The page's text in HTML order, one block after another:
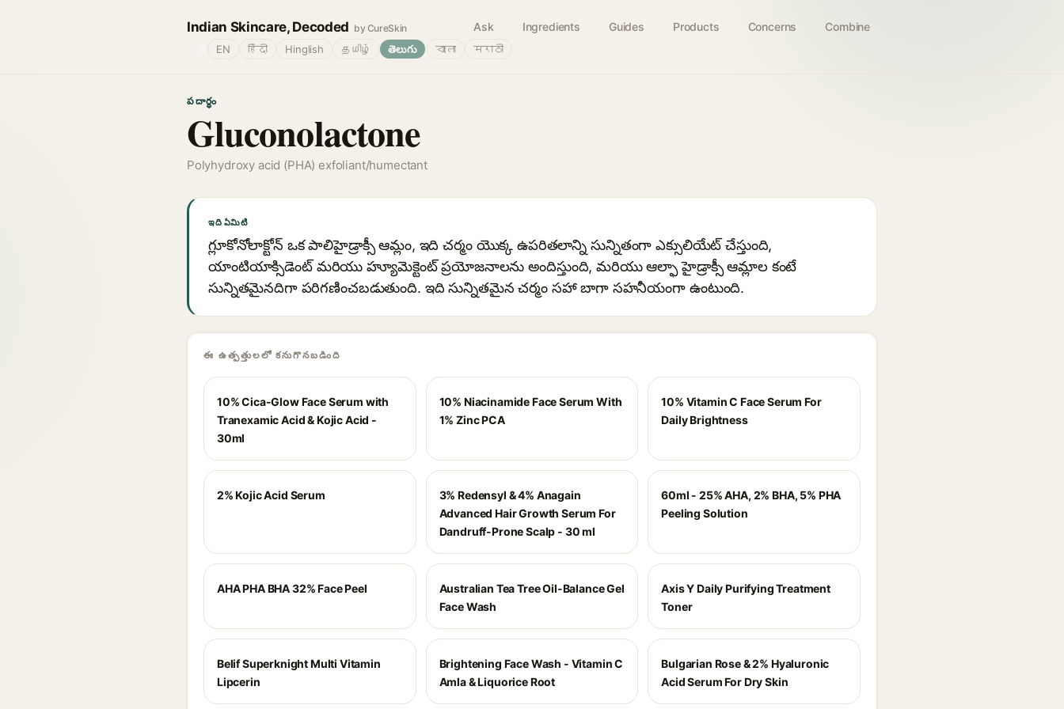
Indian Skincare, Decoded by CureSkin Ask Ingredients Guides Products Concerns Combine
EN हिंदी Hinglish தமிழ் తెలుగు বাংলা मराठी
పదార్థం
Gluconolactone
Polyhydroxy acid (PHA) exfoliant/humectant
ఇది ఏమిటి
గ్లూకోనోలాక్టోన్ ఒక పాలిహైడ్రాక్సీ ఆమ్లం, ఇది చర్మం యొక్క ఉపరితలాన్ని సున్నితంగా ఎక్సులియేట్ చేస్తుంది,
యాంటియాక్సిడెంట్ మరియు హ్యూమెక్టెంట్ ప్రయోజనాలను అందిస్తుంది, మరియు ఆల్ఫా హైడ్రాక్సీ ఆమ్లాల కంటే
సున్నితమైనదిగా పరిగణించబడుతుంది. ఇది సున్నితమైన చర్మం సహా బాగా సహనీయంగా ఉంటుంది.
ఈ ఉత్పత్తులలో కనుగొనబడింది
10% Cica-Glow Face Serum with
Tranexamic Acid & Kojic Acid -
30ml
10% Niacinamide Face Serum With
1% Zinc PCA
10% Vitamin C Face Serum For
Daily Brightness
2% Kojic Acid Serum
3% Redensyl & 4% Anagain
Advanced Hair Growth Serum For
Dandruff-Prone Scalp - 30 ml
60ml - 25% AHA, 2% BHA, 5% PHA
Peeling Solution
AHA PHA BHA 32% Face Peel
Australian Tea Tree Oil-Balance Gel
Face Wash
Axis Y Daily Purifying Treatment
Toner
Belif Superknight Multi Vitamin
Lipcerin
Brightening Face Wash - Vitamin C
Amla & Liquorice Root
Bulgarian Rose & 2% Hyaluronic
Acid Serum For Dry Skin